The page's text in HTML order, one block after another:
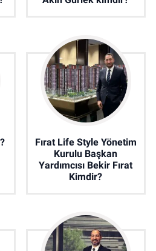
Fırat Life Style Yönetim
Kurulu Başkan
Yardımcısı Bekir Fırat
Kimdir?